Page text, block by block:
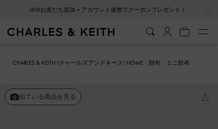
LINEお友だち追加＋アカウント連携でクーポンプレゼント！
CHARLES & KEITH (チャールズアンドキース) HOME 財布
ミニ財布
似ている商品を見る